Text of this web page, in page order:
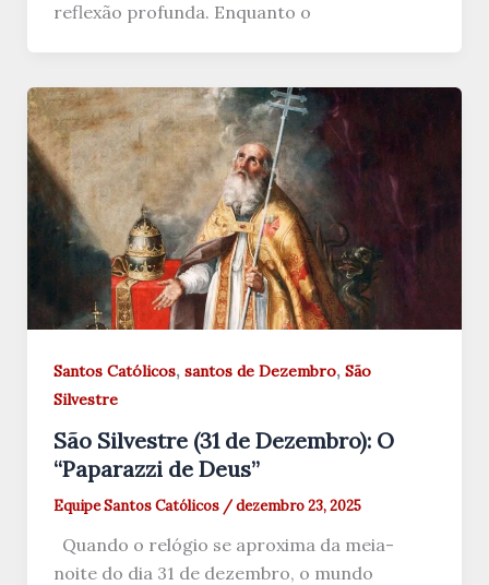
reflexão profunda. Enquanto o
Santos Católicos, santos de Dezembro, São
Silvestre
São Silvestre (31 de Dezembro): O
“Paparazzi de Deus”
Equipe Santos Católicos /dezembro 23, 2025
Quando o relógio se aproxima da meia-
noite do dia 31 de dezembro, o mundo